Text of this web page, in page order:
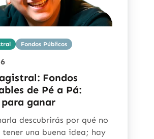
Fondos Públicos
Fondos
de Pé a Pá:
ganar
descubrirás por qué no
tener una buena idea; hay